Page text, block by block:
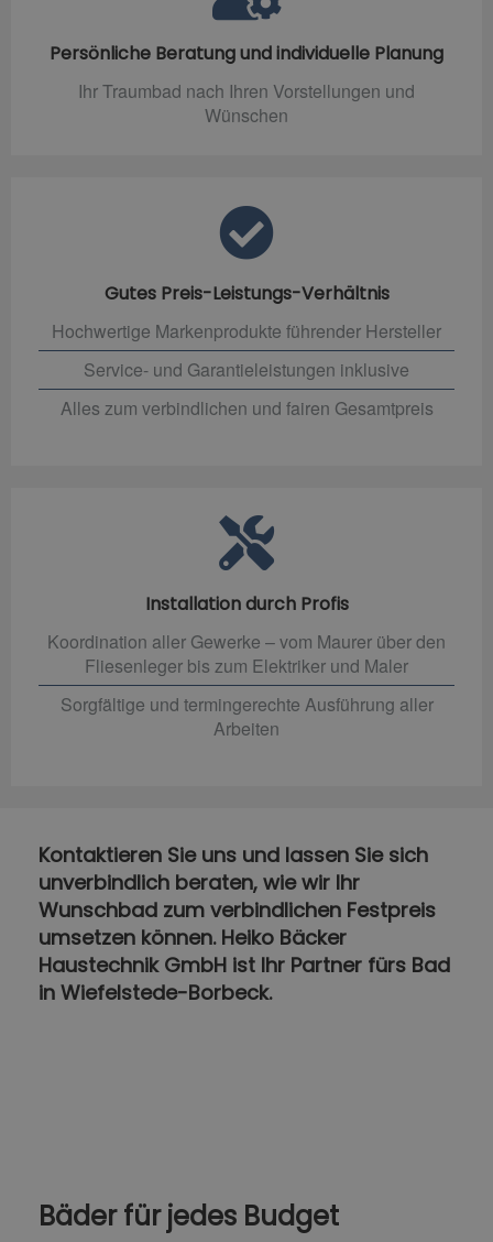
Persönliche Beratung und individuelle Planung
Ihr Traumbad nach Ihren Vorstellungen und
Wünschen
Gutes Preis-Leistungs-Verhältnis
Hochwertige Markenprodukte führender Hersteller
Service- und Garantieleistungen inklusive
Alles zum verbindlichen und fairen Gesamtpreis
Installation durch Profis
Koordination aller Gewerke – vom Maurer über den
Fliesenleger bis zum Elektriker und Maler
Sorgfältige und termingerechte Ausführung aller
Arbeiten
Kontaktieren Sie uns und lassen Sie sich
unverbindlich beraten, wie wir Ihr
Wunschbad zum verbindlichen Festpreis
umsetzen können. Heiko Bäcker
Haustechnik GmbH ist Ihr Partner fürs Bad
in Wiefelstede-Borbeck.
Bäder für jedes Budget